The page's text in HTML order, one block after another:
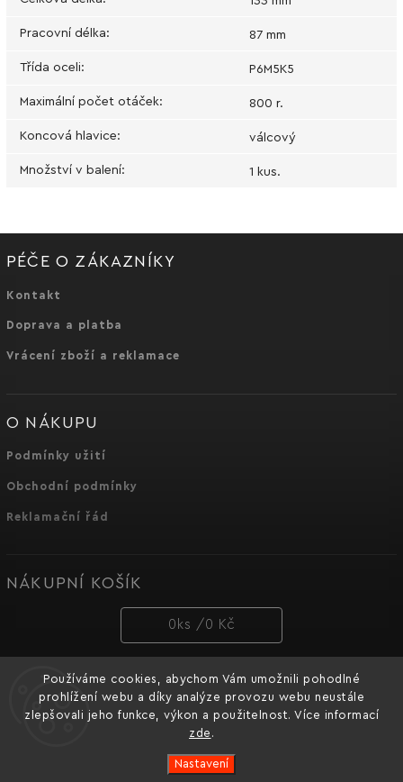
Používáme cookies, abychom Vám umožnili pohodlné
prohlížení webu a díky analýze provozu webu neustále
zlepšovali jeho funkce, výkon a použitelnost. Více informací
zde .
Nastavení
Pracovní délka: 87 mm
Třída oceli: P6M5K5
Maximální počet otáček: 800 r.
Koncová hlavice: válcový
Množství v balení: 1 kus.
PÉČE O ZÁKAZNÍKY
Kontakt
Doprava a platba
Vrácení zboží a reklamace
O NÁKUPU
Podmínky užití
Obchodní podmínky
Reklamační řád
NÁKUPNÍ KOŠÍK
0 ks / 0 Kč
PŘIJÍMÁME ONLINE PLATBY